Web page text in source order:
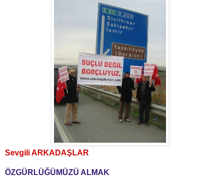
Sevgili ARKADAŞLAR
ÖZGÜRLÜĞÜMÜZÜ ALMAK